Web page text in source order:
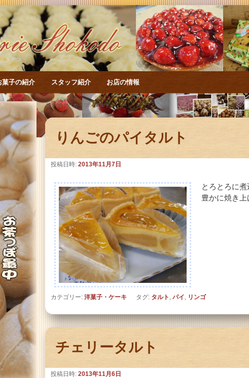
テンツへ移動
ンツへ移動
菓子の紹介 スタッフ紹介 お店の情報
タグ別アーカイブ:タルト
りんごのパイタルト
投稿日時: 2013年11月7日
とろとろに
豊かに焼き上
カテゴリー: 洋菓子・ケーキ タグ: タルト パイ リンゴ
チェリータルト
投稿日時: 2013年11月6日